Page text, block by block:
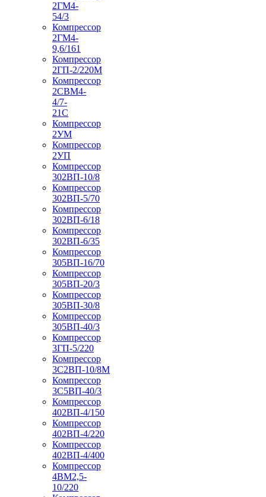
2ГМ4-
54/3
Компрессор
2ГМ4-
9,6/161
Компрессор
2ГП-2/220М
Компрессор
2СВМ4-
4/7-
21С
Компрессор
2УМ
Компрессор
2УП
Компрессор
302ВП-10/8
Компрессор
302ВП-5/70
Компрессор
302ВП-6/18
Компрессор
302ВП-6/35
Компрессор
305ВП-16/70
Компрессор
305ВП-20/3
Компрессор
305ВП-30/8
Компрессор
305ВП-40/3
Компрессор
3ГП-5/220
Компрессор
3С2ВП-10/8М
Компрессор
3С5ВП-40/3
Компрессор
402ВП-4/150
Компрессор
402ВП-4/220
Компрессор
402ВП-4/400
Компрессор
4ВМ2,5-
10/220